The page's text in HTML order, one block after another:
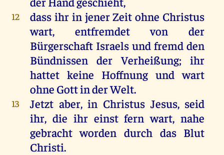
12 dass ihr in jener Zeit ohne Christus
wart, entfremdet von
der
Bürgerschaft Israels und fremd den
Bündnissen der Verheißung;ihr
hattet keine Hoffnung und wart
ohne GottinderWelt.
13 Jetzt aber,in Christus Jesus, seid
ihr, die ihreinstfern wart,nahe
gebracht worden durch das Blut
Christi.